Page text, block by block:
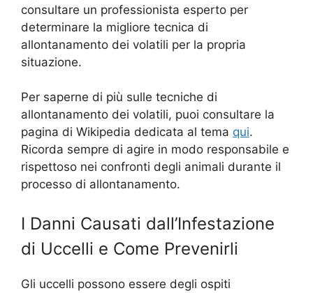
consultare un professionista esperto per
determinare la migliore tecnica di
allontanamento dei volatili per la propria
situazione.
Per saperne di più sulle tecniche di
allontanamento dei volatili, puoi consultare la
pagina di Wikipedia dedicata al tema qui.
Ricorda sempre di agire in modo responsabile e
rispettoso nei confronti degli animali durante il
processo di allontanamento.
I Danni Causati dall’Infestazione
di Uccelli e Come Prevenirli
Gli uccelli possono essere degli ospiti